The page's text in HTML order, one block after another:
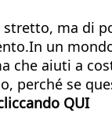
ma di
un
aiuti a
perché se
QUI